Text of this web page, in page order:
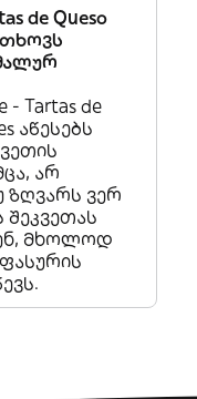
de Queso
- Tartas de
აწესებს
არ
ზღვარს ვერ
შეკვეთას
მხოლოდ